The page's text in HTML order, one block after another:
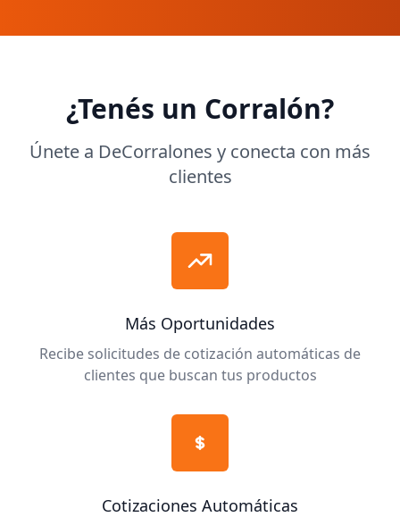
¿Tenés un Corralón?
Únete a DeCorralones y conecta con más
clientes
Más Oportunidades
Recibe solicitudes de cotización automáticas de
clientes que buscan tus productos
Cotizaciones Automáticas